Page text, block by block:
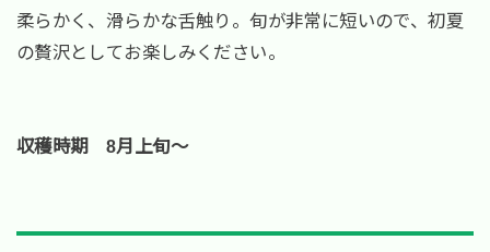
柔らかく、滑らかな舌触り。旬が非常に短いので、初夏
の贅沢としてお楽しみください。
収穫時期 8月上旬～